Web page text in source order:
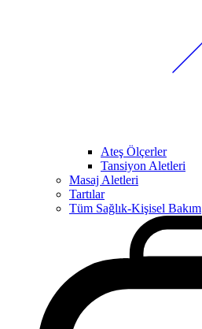
Ateş Ölçerler
Tansiyon Aletleri
Masaj Aletleri
Tartılar
Tüm Sağlık-Kişisel Bakım